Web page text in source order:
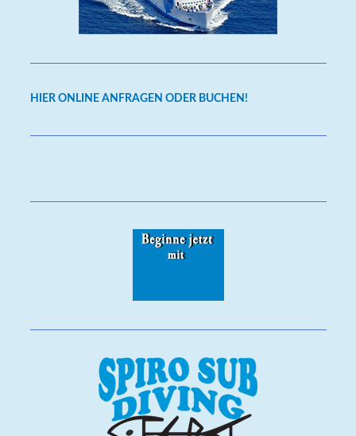
HIER ONLINE ANFRAGEN ODER BUCHEN!